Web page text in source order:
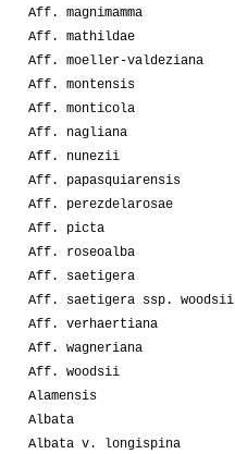
Aff. magnimamma
Aff. mathildae
Aff. moeller-valdeziana
Aff. montensis
Aff. monticola
Aff. nagliana
Aff. nunezii
Aff. papasquiarensis
Aff. perezdelarosae
Aff. picta
Aff. roseoalba
Aff. saetigera
Aff. saetigera ssp. woodsii
Aff. verhaertiana
Aff. wagneriana
Aff. woodsii
Alamensis
Albata
Albata v. longispina